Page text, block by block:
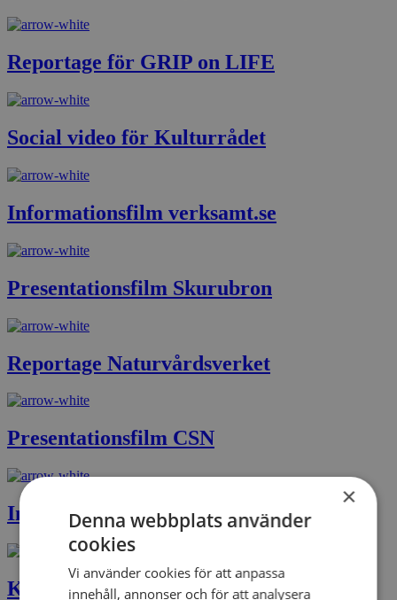
Reportage för GRIP on LIFE
Social video för Kulturrådet
Informationsfilm verksamt.se
Presentationsfilm Skurubron
Reportage Naturvårdsverket
Presentationsfilm CSN
Informationsfilm om vedeldning
Kampanjfilmer för CSN
×
Denna webbplats använder
cookies
Vi använder cookies för att anpassa
innehåll, annonser och för att analysera